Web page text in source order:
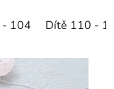
104 Dítě 110 -